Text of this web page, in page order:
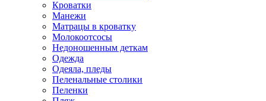
Кроватки
Манежи
Матрацы в кроватку
Молокоотсосы
Недоношенным деткам
Одежда
Одеяла, пледы
Пеленальные столики
Пеленки